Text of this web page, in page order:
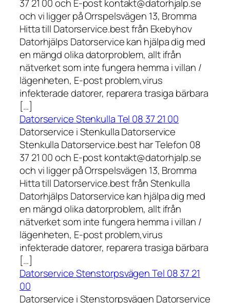
37 21 00 och E-post kontakt@datorhjalp.se
och vi ligger på Orrspelsvägen 13, Bromma
Hitta till Datorservice.best från Ekebyhov
Datorhjälps Datorservice kan hjälpa dig med
en mängd olika datorproblem, allt ifrån
nätverket som inte fungera hemma i villan /
lägenheten, E-post problem,virus
infekterade datorer, reparera trasiga bärbara
[…]
Datorservice Stenkulla Tel 08 37 21 00
Datorservice i Stenkulla Datorservice
Stenkulla Datorservice.best har Telefon 08
37 21 00 och E-post kontakt@datorhjalp.se
och vi ligger på Orrspelsvägen 13, Bromma
Hitta till Datorservice.best från Stenkulla
Datorhjälps Datorservice kan hjälpa dig med
en mängd olika datorproblem, allt ifrån
nätverket som inte fungera hemma i villan /
lägenheten, E-post problem,virus
infekterade datorer, reparera trasiga bärbara
[…]
Datorservice Stenstorpsvägen Tel 08 37 21
00
Datorservice i Stenstorpsvägen Datorservice